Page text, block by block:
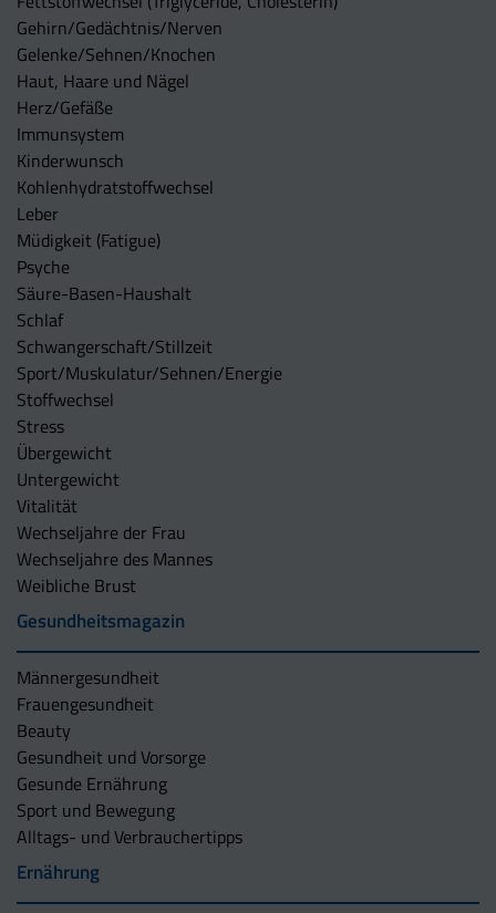
Gehirn/Gedächtnis/Nerven
Gelenke/Sehnen/Knochen
Haut, Haare und Nägel
Herz/Gefäße
Immunsystem
Kinderwunsch
Kohlenhydratstoffwechsel
Leber
Müdigkeit (Fatigue)
Psyche
Säure-Basen-Haushalt
Schlaf
Schwangerschaft/Stillzeit
Sport/Muskulatur/Sehnen/Energie
Stoffwechsel
Stress
Übergewicht
Untergewicht
Vitalität
Wechseljahre der Frau
Wechseljahre des Mannes
Weibliche Brust
Gesundheitsmagazin
Männergesundheit
Frauengesundheit
Beauty
Gesundheit und Vorsorge
Gesunde Ernährung
Sport und Bewegung
Alltags- und Verbrauchertipps
Ernährung